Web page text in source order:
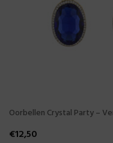
Oorbellen Crystal Party –
€12,50